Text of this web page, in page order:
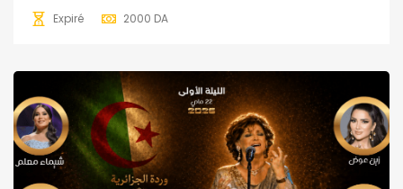
Expiré
2000 DA